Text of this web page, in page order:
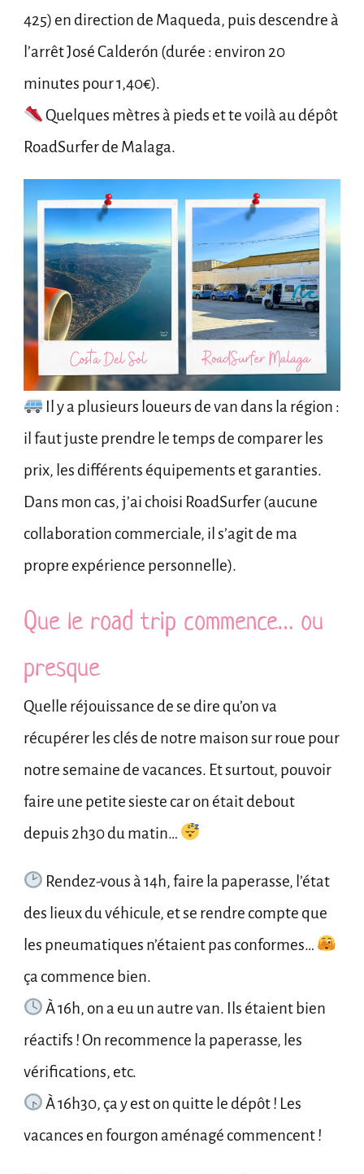
425) en direction de Maqueda, puis descendre à
l’arrêt José Calderón (durée : environ 20
minutes pour 1,40€).
Quelques mètres à pieds et te voilà au dépôt
RoadSurfer de Malaga.
Il y a plusieurs loueurs de van dans la région :
il faut juste prendre le temps de comparer les
prix, les différents équipements et garanties.
Dans mon cas, j’ai choisi RoadSurfer (aucune
collaboration commerciale, il s’agit de ma
propre expérience personnelle).
Que le road trip commence… ou
presque
Quelle réjouissance de se dire qu’on va
récupérer les clés de notre maison sur roue pour
notre semaine de vacances. Et surtout, pouvoir
faire une petite sieste car on était debout
depuis 2h30 du matin…
Rendez-vous à 14h, faire la paperasse, l’état
des lieux du véhicule, et se rendre compte que
les pneumatiques n’étaient pas conformes…
ça commence bien.
À 16h, on a eu un autre van. Ils étaient bien
réactifs ! On recommence la paperasse, les
vérifications, etc.
À 16h30, ça y est on quitte le dépôt ! Les
vacances en fourgon aménagé commencent !